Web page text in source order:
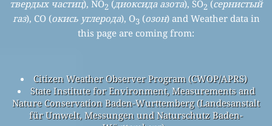
твердых частиц), NO2 (диоксида азота), SO2 (сернистый
газ), CO (окись углерода), O3 (озон) and Weather data in
this page are coming from:
Citizen Weather Observer Program (CWOP/APRS)
State Institute for Environment, Measurements and
Nature Conservation Baden-Wurttemberg (Landesanstalt
für Umwelt, Messungen und Naturschutz Baden-